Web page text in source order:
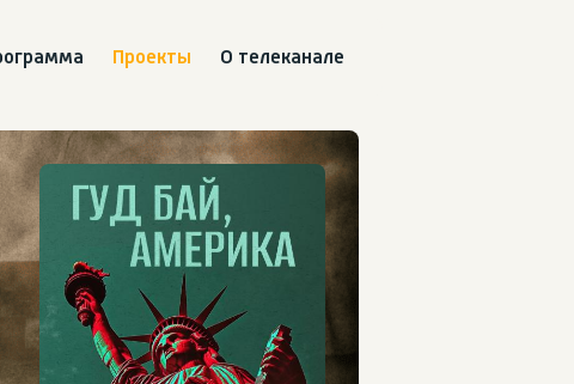
Проекты О телеканале